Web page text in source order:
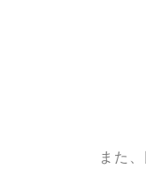
また